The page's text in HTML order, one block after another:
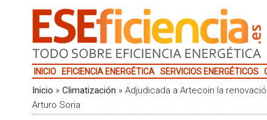
INICIO EFICIENCIA ENERGÉTICA SERVICIOS ENERGÉTICOS
Inicio » Climatización » Adjudicada a Artecoin la
Arturo Soria